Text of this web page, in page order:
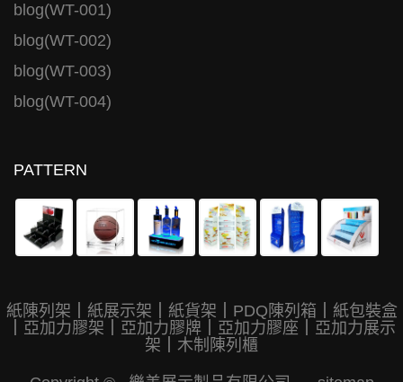
blog(WT-001)
blog(WT-002)
blog(WT-003)
blog(WT-004)
PATTERN
紙陳列架 紙展示架 紙貨架 PDQ陳列箱
紙包裝盒
亞加力膠架 亞加力膠牌 亞加力膠座
亞加力展示
架
木制陳列櫃